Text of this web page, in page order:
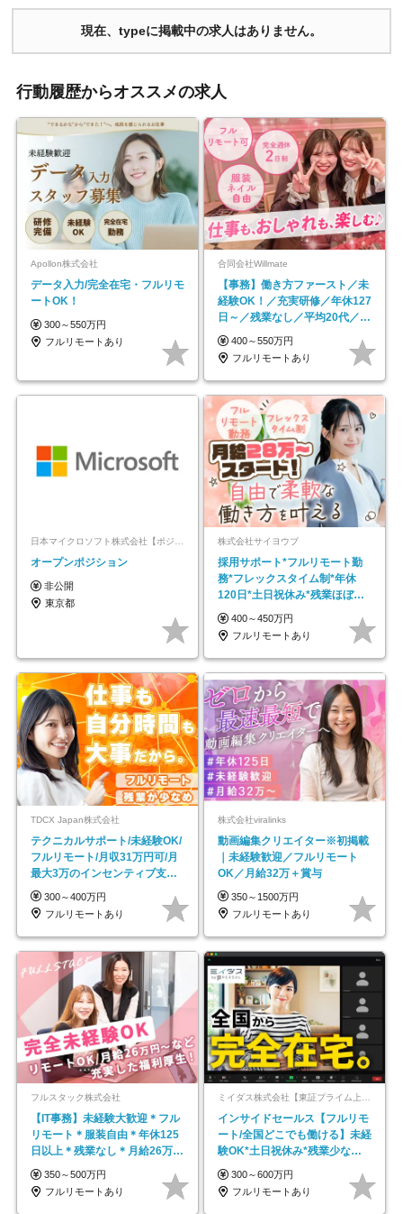
現在、typeに掲載中の求人はありません。
行動履歴からオススメの求人
Apollon株式会社
データ入力/完全在宅・フルリモ
ートOK！
300～550万円
フルリモートあり
合同会社Willmate
【事務】働き方ファースト／未
経験OK！／充実研修／年休127
日～／残業なし／平均20代／リ
モートOK
400～550万円
フルリモートあり
日本マイクロソフト株式会社【ポジションマッチ登録】
オープンポジション
非公開
東京都
株式会社サイヨウブ
採用サポート*フルリモート勤
務*フレックスタイム制*年休
120日*土日祝休み*残業ほぼな
し*育児中社員8割以上
400～450万円
フルリモートあり
TDCX Japan株式会社
テクニカルサポート/未経験OK/
フルリモート/月収31万円可/月
最大3万のインセンティブ支給/
平均年齢33歳
300～400万円
フルリモートあり
株式会社viralinks
動画編集クリエイター※初掲載
｜未経験歓迎／フルリモート
OK／月給32万＋賞与
350～1500万円
フルリモートあり
フルスタック株式会社
【IT事務】未経験大歓迎＊フル
リモート＊服装自由＊年休125
日以上＊残業なし＊月給26万円
以上
350～500万円
フルリモートあり
ミイダス株式会社【東証プライム上場パーソルグループ】
インサイドセールス【フルリモ
ート/全国どこでも働ける】未経
験OK*土日祝休み*残業少なめ*
在宅勤務手当あり
300～600万円
フルリモートあり